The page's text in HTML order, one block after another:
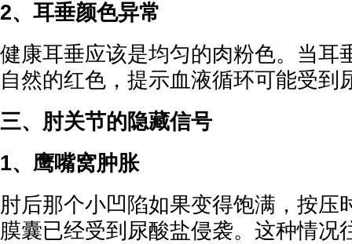
2、耳垂颜色异常
健康耳垂应该是均匀的肉粉色。当耳
自然的红色，提示血液循环可能受到
三、肘关节的隐藏信号
1、鹰嘴窝肿胀
肘后那个小凹陷如果变得饱满，按压
膜囊已经受到尿酸盐侵袭。这种情况